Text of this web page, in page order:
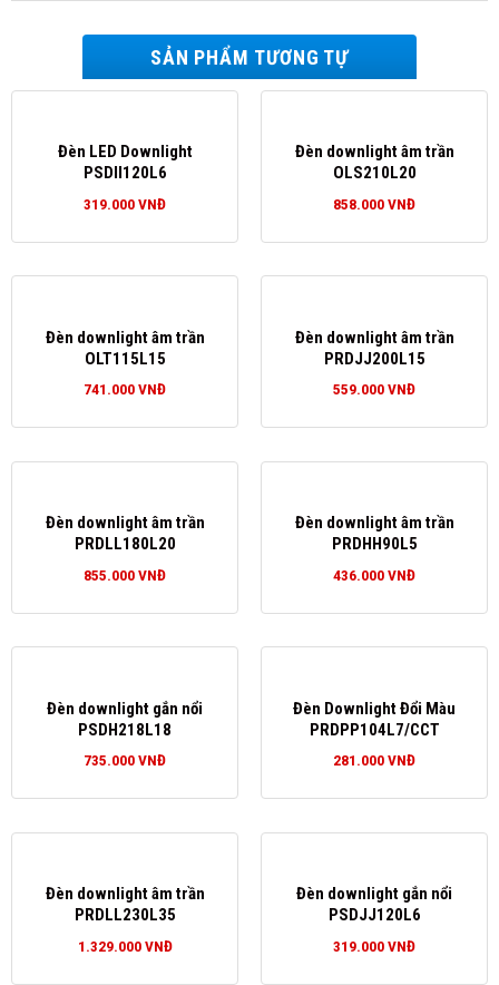
SẢN PHẨM TƯƠNG TỰ
Đèn LED Downlight
PSDII120L6
319.000VNĐ
Đèn downlight âm trần
OLS210L20
858.000VNĐ
Đèn downlight âm trần
OLT115L15
741.000VNĐ
Đèn downlight âm trần
PRDJJ200L15
559.000VNĐ
Đèn downlight âm trần
PRDLL180L20
855.000VNĐ
Đèn downlight âm trần
PRDHH90L5
436.000VNĐ
Đèn downlight gắn nổi
PSDH218L18
735.000VNĐ
Đèn Downlight Đổi Màu
PRDPP104L7/CCT
281.000VNĐ
Đèn downlight âm trần
PRDLL230L35
1.329.000VNĐ
Đèn downlight gắn nổi
PSDJJ120L6
319.000VNĐ